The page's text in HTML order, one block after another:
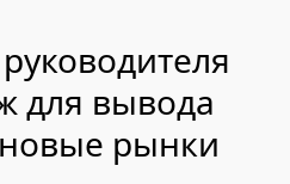
для вывода
рынки